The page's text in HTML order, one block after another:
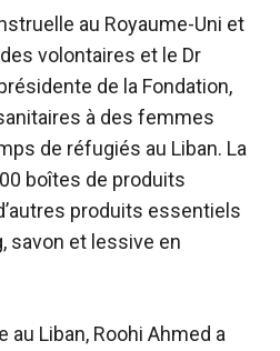
au Royaume-Uni et
volontaires et le Dr
de la Fondation,
à des femmes
de réfugiés au Liban. La
boîtes de produits
produits essentiels
savon et lessive en
Liban, Roohi Ahmed a